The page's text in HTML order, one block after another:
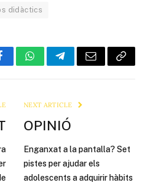
didàctics
WhatsAppTelegramEmail Copy
NEXT ARTICLE
OPINIÓ
Enganxat a la pantalla? Set
pistes per ajudar els
adolescents a adquirir hàbits